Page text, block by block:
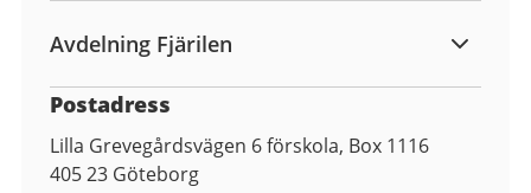
Avdelning Fjärilen
Postadress
Lilla Grevegårdsvägen 6 förskola, Box 1116
405 23 Göteborg